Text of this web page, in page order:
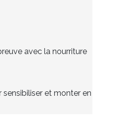
avec la nourriture
et monter en